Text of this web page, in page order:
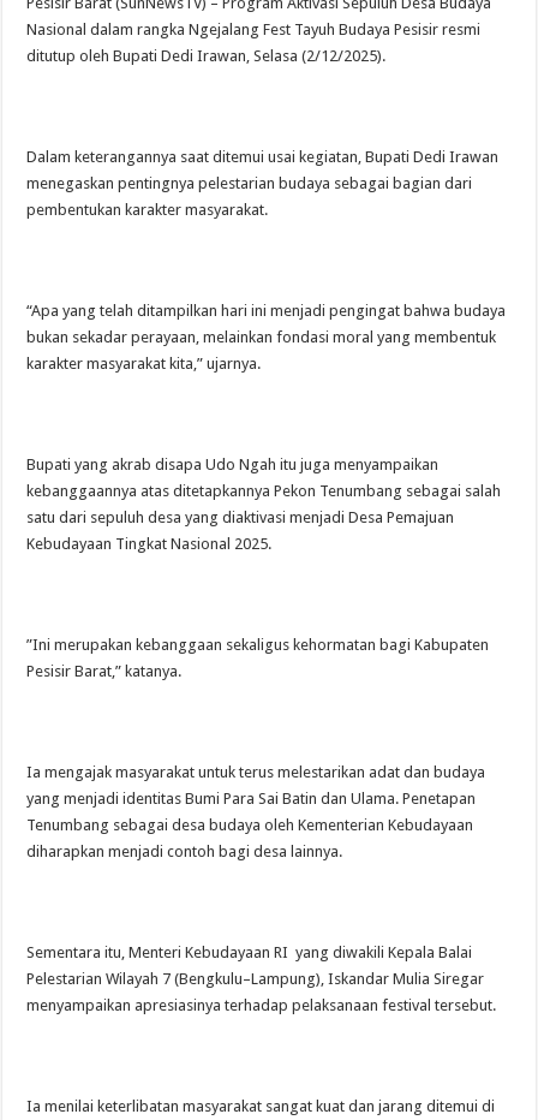
Nasional dalam rangka Ngejalang Fest Tayuh Budaya Pesisir resmi
ditutup oleh Bupati Dedi Irawan, Selasa (2/12/2025).
‎Dalam keterangannya saat ditemui usai kegiatan, Bupati Dedi Irawan
menegaskan pentingnya pelestarian budaya sebagai bagian dari
pembentukan karakter masyarakat.
‎“Apa yang telah ditampilkan hari ini menjadi pengingat bahwa budaya
bukan sekadar perayaan, melainkan fondasi moral yang membentuk
karakter masyarakat kita,” ujarnya.
‎Bupati yang akrab disapa Udo Ngah itu juga menyampaikan
kebanggaannya atas ditetapkannya Pekon Tenumbang sebagai salah
satu dari sepuluh desa yang diaktivasi menjadi Desa Pemajuan
Kebudayaan Tingkat Nasional 2025.
‎”Ini merupakan kebanggaan sekaligus kehormatan bagi Kabupaten
Pesisir Barat,” katanya.
‎Ia mengajak masyarakat untuk terus melestarikan adat dan budaya
yang menjadi identitas Bumi Para Sai Batin dan Ulama. Penetapan
Tenumbang sebagai desa budaya oleh Kementerian Kebudayaan
diharapkan menjadi contoh bagi desa lainnya.
‎Sementara itu, Menteri Kebudayaan RI yang diwakili Kepala Balai
Pelestarian Wilayah 7 (Bengkulu–Lampung), Iskandar Mulia Siregar
menyampaikan apresiasinya terhadap pelaksanaan festival tersebut.
‎Ia menilai keterlibatan masyarakat sangat kuat dan jarang ditemui di